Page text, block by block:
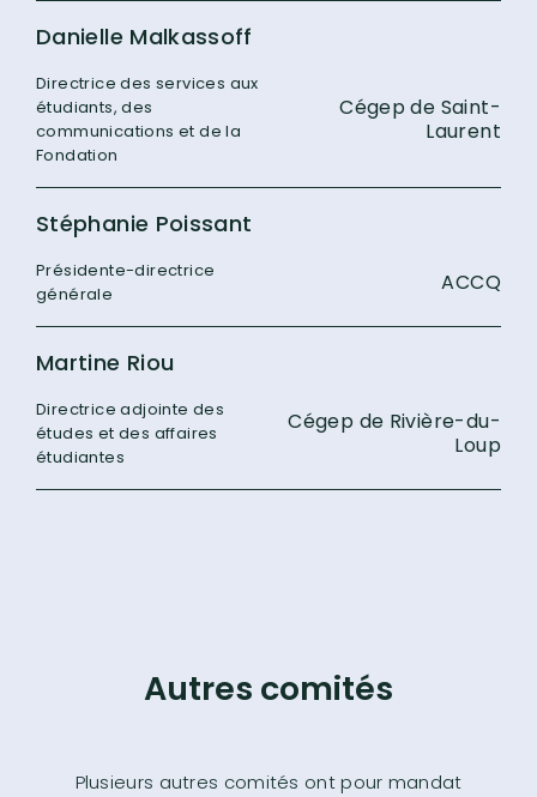
Danielle Malkassoff
Directrice des services aux
étudiants, des
communications et de la
Fondation
Cégep de Saint-
Laurent
Stéphanie Poissant
Présidente-directrice
générale
ACCQ
Martine Riou
Directrice adjointe des
études et des affaires
étudiantes
Cégep de Rivière-du-
Loup
Autres comités
Plusieurs autres comités ont pour mandat